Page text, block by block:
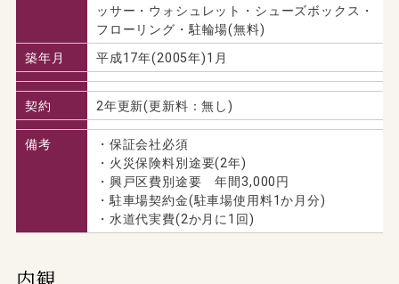
ッサー・ウォシュレット・シューズボックス・
フローリング・駐輪場(無料)
築年月
平成17年(2005年)1月
契約
2年更新(更新料：無し)
備考
・保証会社必須
・火災保険料別途要(2年)
・興戸区費別途要 年間3,000円
・駐車場契約金(駐車場使用料1か月分)
・水道代実費(2か月に1回)
内観